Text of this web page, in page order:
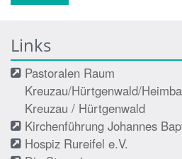
Links
Pastoralen Raum
Kreuzau/Hürtgenwald/
Kreuzau / Hürtgenwald
Kirchenführung Johannes
Hospiz Rureifel e.V.